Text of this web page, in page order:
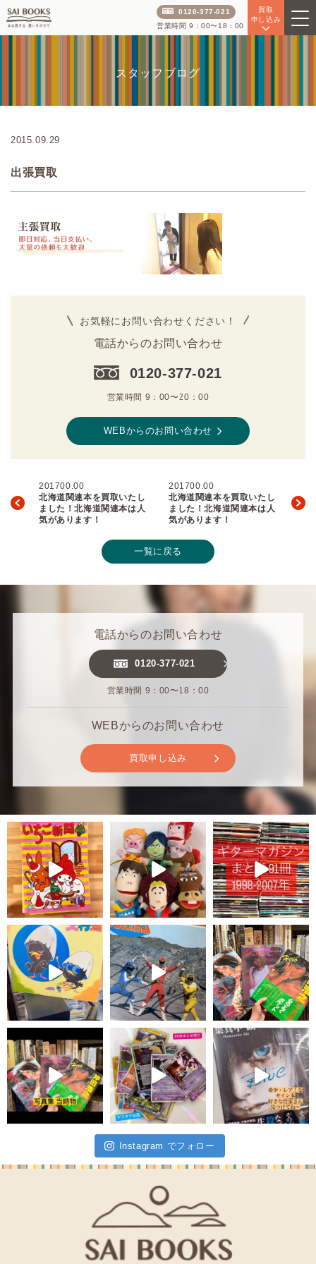
買取
申し込み
0120-377-021
営業時間 9：00〜18：00
スタッフブログ
2015.09.29
出張買取
お気軽にお問い合わせください！
電話からのお問い合わせ
0120-377-021
営業時間 9：00〜20：00
WEBからのお問い合わせ
201700.00
北海道関連本を買取いたし
ました！北海道関連本は人
気があります！
201700.00
北海道関連本を買取いたし
ました！北海道関連本は人
気があります！
一覧に戻る
電話からのお問い合わせ
0120-377-021
営業時間 9：00〜18：00
WEBからのお問い合わせ
買取申し込み
Instagram でフォロー